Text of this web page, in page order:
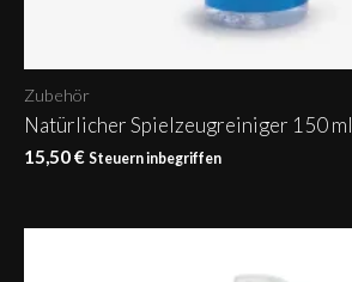
Zubehör
Natürlicher Spielzeugreiniger 150 ml
15,50€ Steuern inbegriffen